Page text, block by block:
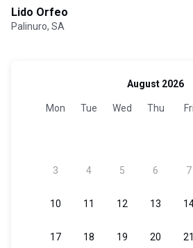
Lido Orfeo
Palinuro, SA